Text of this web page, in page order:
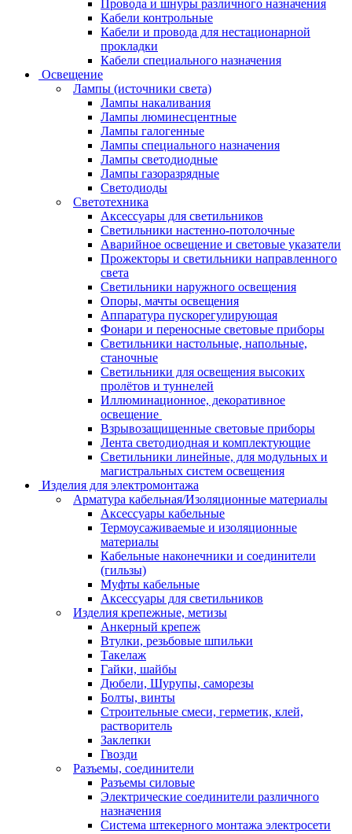
Провода и шнуры различного назначения
Кабели контрольные
Кабели и провода для нестационарной
прокладки
Кабели специального назначения
Освещение
Лампы (источники света)
Лампы накаливания
Лампы люминесцентные
Лампы галогенные
Лампы специального назначения
Лампы светодиодные
Лампы газоразрядные
Светодиоды
Светотехника
Аксессуары для светильников
Светильники настенно-потолочные
Аварийное освещение и световые указатели
Прожекторы и светильники направленного
света
Светильники наружного освещения
Опоры, мачты освещения
Аппаратура пускорегулирующая
Фонари и переносные световые приборы
Светильники настольные, напольные,
станочные
Светильники для освещения высоких
пролётов и туннелей
Иллюминационное, декоративное
освещение
Взрывозащищенные световые приборы
Лента светодиодная и комплектующие
Светильники линейные, для модульных и
магистральных систем освещения
Изделия для электромонтажа
Арматура кабельная/Изоляционные материалы
Аксессуары кабельные
Термоусаживаемые и изоляционные
материалы
Кабельные наконечники и соединители
(гильзы)
Муфты кабельные
Аксессуары для светильников
Изделия крепежные, метизы
Анкерный крепеж
Втулки, резьбовые шпильки
Такелаж
Гайки, шайбы
Дюбели, Шурупы, саморезы
Болты, винты
Строительные смеси, герметик, клей,
растворитель
Заклепки
Гвозди
Разъемы, соединители
Разъемы силовые
Электрические соединители различного
назначения
Система штекерного монтажа электросети